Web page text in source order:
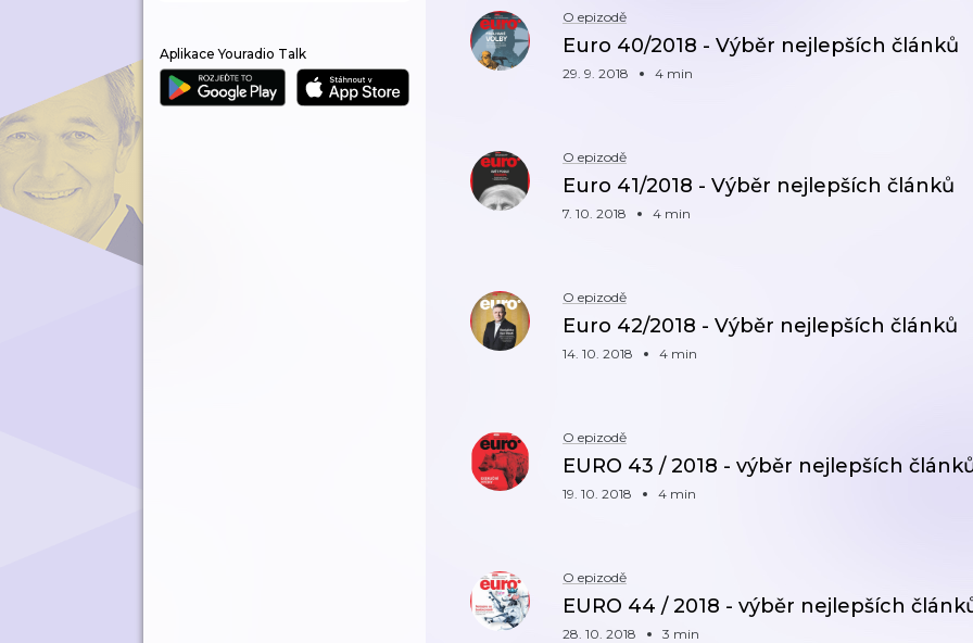
Aplikace Youradio Talk
O epizodě
Euro 40/2018 - Výběr nejlepších článků
29. 9. 2018 4 min
O epizodě
Euro 41/2018 - Výběr nejlepších článků
7. 10. 2018 4 min
O epizodě
Euro 42/2018 - Výběr nejlepších článků
14. 10. 2018 4 min
O epizodě
EURO 43 / 2018 - výběr nejlepších
19. 10. 2018 4 min
O epizodě
EURO 44 / 2018 - výběr nejlepších
28. 10. 2018 3 min